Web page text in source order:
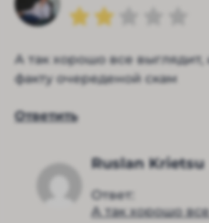
А так хорошо все выглядит,
факту очереденой скам
Ответить
Ruslan Krietsu
Ответ:
А так хорошо